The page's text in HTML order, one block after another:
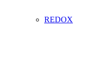
REDOX